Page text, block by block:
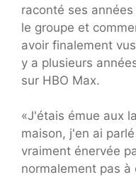
raconté ses
le groupe et
avoir finalement
y a plusieurs
sur HBO Max.
«J'étais émue aux
maison, j'en ai
vraiment énervée
normalement pas